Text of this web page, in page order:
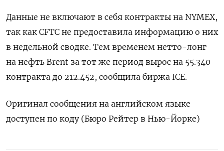
Данные не включают в себя контракты на NYMEX,
так как CFTC не предоставила информацию о них
в недельной сводке. Тем временем нетто-лонг
на нефть Brent за тот же период вырос на 55.340
контракта до 212.452, сообщила биржа ICE.
Оригинал сообщения на английском языке
доступен по коду (Бюро Рейтер в Нью-Йорке)